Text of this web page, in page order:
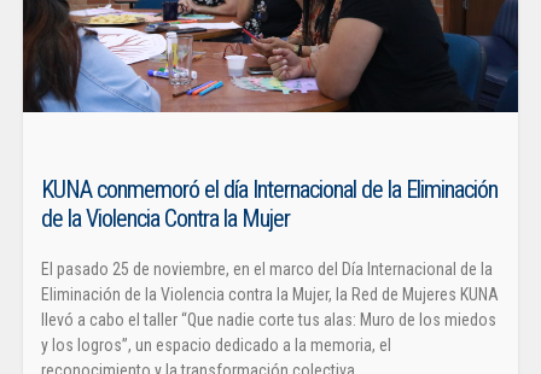
KUNA conmemoró el día Internacional de la Eliminación
de la Violencia Contra la Mujer
El pasado 25 de noviembre, en el marco del Día Internacional de la
Eliminación de la Violencia contra la Mujer, la Red de Mujeres KUNA
llevó a cabo el taller “Que nadie corte tus alas: Muro de los miedos
y los logros”, un espacio dedicado a la memoria, el